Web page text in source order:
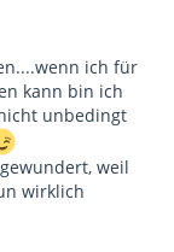
ich für
kann bin ich
unbedingt
weil
wirklich